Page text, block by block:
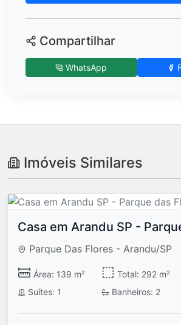
Compartilhar
WhatsApp
Imóveis Similares
Casa em Arandu SP -
Parque Das Flores - Arandu/SP
Área: 139 m² Total: 292 m²
Suítes: 1
Banheiros: 2